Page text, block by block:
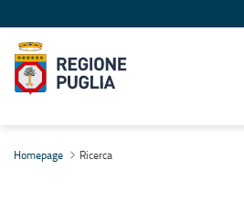
Homepage Ricerca